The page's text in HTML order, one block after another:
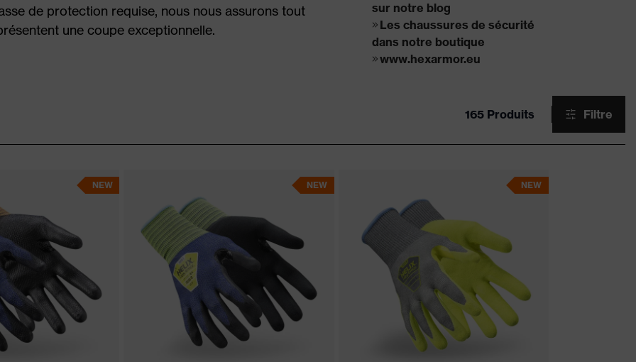
de protection requise, nous nous assurons tout
une coupe exceptionnelle.
sur notre blog
Les chaussures de sécurité
dans notre boutique
www.hexarmor.eu
165 Produits Filtre
NEW NEW NEW